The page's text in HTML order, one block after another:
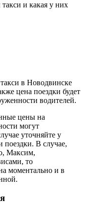
и какая у них
в Новодвинске
цена поездки будет
водителей.
цены на
могут
уточняйте у
поездки. В случае,
Максим,
то
моментально и в